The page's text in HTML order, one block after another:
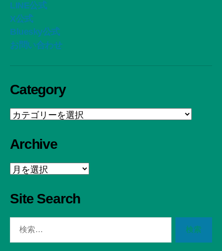
LINE公式
X公式
Bluesky公式
お問い合わせ
Category
Category
Archive
Archive
Site Search